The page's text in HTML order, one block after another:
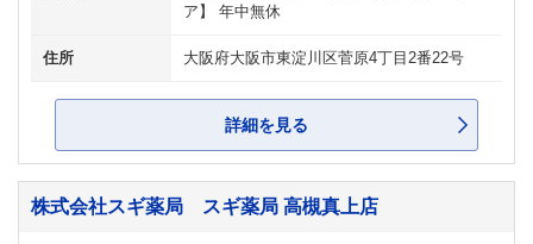
ア】 年中無休
住所 大阪府大阪市東淀川区菅原4丁目2番22号
詳細を見る
株式会社スギ薬局 スギ薬局 高槻真上店